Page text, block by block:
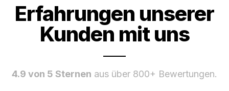
Erfahrungen unserer
Kunden mit uns
4.9 von 5 Sternen aus über 800+ Bewertungen.